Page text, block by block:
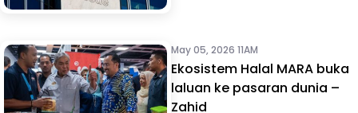
May 05, 2026 11AM
Ekosistem Halal MARA buka
laluan ke pasaran dunia –
Zahid